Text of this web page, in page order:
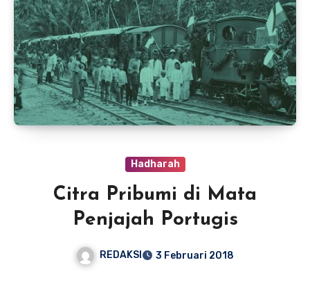
Hadharah
Citra Pribumi di Mata
Penjajah Portugis
REDAKSI 3 Februari 2018